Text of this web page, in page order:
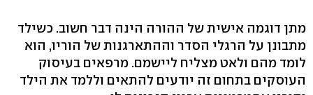
מתן דוגמה אישית של ההורה הינה דבר חשוב. כשילד
מתבונן על הרגלי הסדר וההתארגנות של הוריו, הוא
לומד מהם ולאט מצליח ליישמם. מרפאים בעיסוק
העוסקים בתחום זה יודעים להתאים וללמד את הילד